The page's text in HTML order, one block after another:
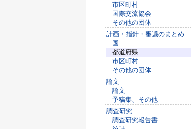
市区町村
国際交流協会
その他の団体
計画・指針・審議のまとめ
国
都道府県
市区町村
その他の団体
論文
論文
予稿集、その他
調査研究
調査研究報告書